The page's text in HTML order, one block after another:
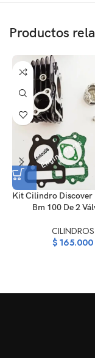
Productos
Kit Cilindro Discover
Bm 100 De 2
CILINDROS
$ 165.000